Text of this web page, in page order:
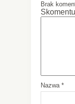
Brak
Nazwa *